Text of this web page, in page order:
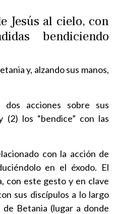
Jesús al cielo, con
bendiciendo
y, alzando sus manos,
dos acciones sobre sus
(2) los “bendice” con las
con la acción de
en el éxodo. El
con este gesto y en clave
sus discípulos a lo largo
Betania (lugar a donde